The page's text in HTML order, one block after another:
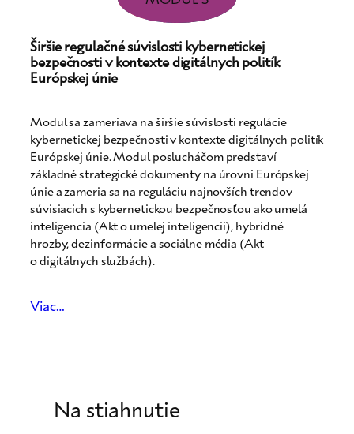
Širšie regulačné súvislosti kybernetickej
bezpečnosti v kontexte digitálnych politík
Európskej únie
Modul sa zameriava na širšie súvislosti regulácie
kybernetickej bezpečnosti v kontexte digitálnych politík
Európskej únie. Modul poslucháčom predstaví
základné strategické dokumenty na úrovni Európskej
únie a zameria sa na reguláciu najnovších trendov
súvisiacich s kybernetickou bezpečnosťou ako umelá
inteligencia (Akt o umelej inteligencii), hybridné
hrozby, dezinformácie a sociálne média (Akt
o digitálnych službách).
Viac…
Na stiahnutie